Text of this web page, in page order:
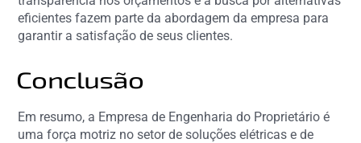
eficientes fazem parte da abordagem da empresa para
garantir a satisfação de seus clientes.
Conclusão
Em resumo, a Empresa de Engenharia do Proprietário é
uma força motriz no setor de soluções elétricas e de